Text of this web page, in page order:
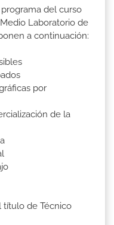
del curso
Laboratorio de
a continuación:
por
de la
título de Técnico